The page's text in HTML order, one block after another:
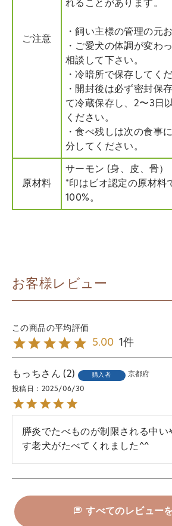
ご注意
れることがあります。
・飼い主様の管理の元
・ご愛犬の体調が変わ
相談して下さい。
・冷暗所で保存してくだ
・開封後は必ず密封保
て冷蔵保存し、2〜3日
ください。
・食べ残しは次の食事
分してください。
原材料
サーモン (身、皮、骨）
*印はビオ認定の原材料
100%。
お客様レビュー
5.00 1
もっち 2 購入者 京都府
投稿日 2025/06/30
膵炎でたべものが制限される中い
す老犬がたべてくれました^^
すべてのレビュー